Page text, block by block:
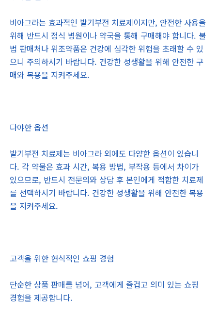
비아그라는 효과적인 발기부전 치료제이지만, 안전한 사용을
위해 반드시 정식 병원이나 약국을 통해 구매해야 합니다. 불
법 판매처나 위조약품은 건강에 심각한 위험을 초래할 수 있
으니 주의하시기 바랍니다. 건강한 성생활을 위해 안전한 구
매와 복용을 지켜주세요.
다야한 옵션
발기부전 치료제는 비아그라 외에도 다양한 옵션이 있습니
다. 각 약물은 효과 시간, 복용 방법, 부작용 등에서 차이가
있으므로, 반드시 전문의와 상담 후 본인에게 적합한 치료제
를 선택하시기 바랍니다. 건강한 성생활을 위해 안전한 복용
을 지켜주세요.
고객을 위한 현식적인 쇼핑 경험
단순한 상품 판매를 넘어, 고객에게 즐겁고 의미 있는 쇼핑
경험을 제공합니다.